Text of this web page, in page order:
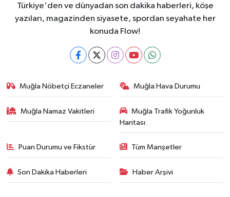
Türkiye'den ve dünyadan son dakika haberleri, köşe
yazıları, magazinden siyasete, spordan seyahate her
konuda Flow!
Muğla Nöbetçi Eczaneler Muğla Hava Durumu
Muğla Namaz Vakitleri
Muğla Trafik Yoğunluk
Haritası
Puan Durumu ve Fikstür Tüm Manşetler
Son Dakika Haberleri Haber Arşivi